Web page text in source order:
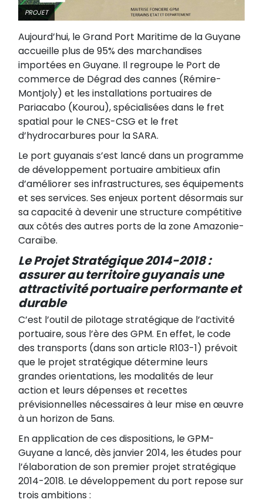
PROJET
Aujourd’hui, le Grand Port Maritime de la Guyane
accueille plus de 95% des marchandises
importées en Guyane. Il regroupe le Port de
commerce de Dégrad des cannes (Rémire-
Montjoly) et les installations portuaires de
Pariacabo (Kourou), spécialisées dans le fret
spatial pour le CNES-CSG et le fret
d’hydrocarbures pour la SARA.
Le port guyanais s’est lancé dans un programme
de développement portuaire ambitieux afin
d’améliorer ses infrastructures, ses équipements
et ses services. Ses enjeux portent désormais sur
sa capacité à devenir une structure compétitive
aux côtés des autres ports de la zone Amazonie-
Caraïbe.
Le Projet Stratégique 2014-2018 :
assurer au territoire guyanais une
attractivité portuaire performante et
durable
C’est l’outil de pilotage stratégique de l’activité
portuaire, sous l’ère des GPM. En effet, le code
des transports (dans son article R103-1) prévoit
que le projet stratégique détermine leurs
grandes orientations, les modalités de leur
action et leurs dépenses et recettes
prévisionnelles nécessaires à leur mise en œuvre
à un horizon de 5ans.
En application de ces dispositions, le GPM-
Guyane a lancé, dès janvier 2014, les études pour
l’élaboration de son premier projet stratégique
2014-2018. Le développement du port repose sur
trois ambitions :